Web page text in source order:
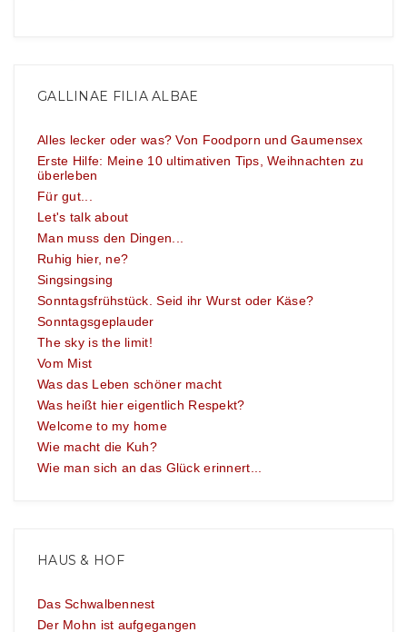
GALLINAE FILIA ALBAE
Alles lecker oder was? Von Foodporn und Gaumensex
Erste Hilfe: Meine 10 ultimativen Tips, Weihnachten zu
überleben
Für gut...
Let's talk about
Man muss den Dingen...
Ruhig hier, ne?
Singsingsing
Sonntagsfrühstück. Seid ihr Wurst oder Käse?
Sonntagsgeplauder
The sky is the limit!
Vom Mist
Was das Leben schöner macht
Was heißt hier eigentlich Respekt?
Welcome to my home
Wie macht die Kuh?
Wie man sich an das Glück erinnert...
HAUS & HOF
Das Schwalbennest
Der Mohn ist aufgegangen